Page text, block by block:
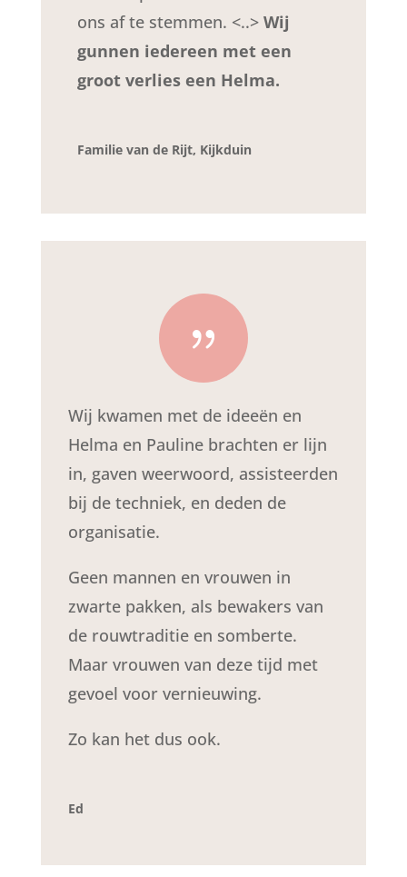
ons af te stemmen. <..> Wij
gunnen iedereen met een
groot verlies een Helma.
Familie van de Rijt, Kijkduin
{
Wij kwamen met de ideeën en
Helma en Pauline brachten er lijn
in, gaven weerwoord, assisteerden
bij de techniek, en deden de
organisatie.
Geen mannen en vrouwen in
zwarte pakken, als bewakers van
de rouwtraditie en somberte.
Maar vrouwen van deze tijd met
gevoel voor vernieuwing.
Zo kan het dus ook.
Ed